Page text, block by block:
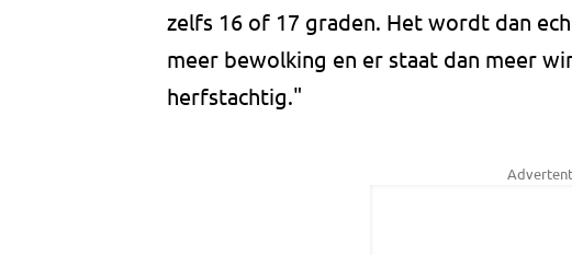
zelfs 16 of 17 graden. Het wordt dan
meer bewolking en er staat dan meer
herfstachtig."